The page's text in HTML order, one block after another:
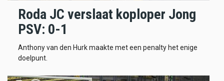
Roda JC verslaat koploper Jong
PSV: 0-1
Anthony van den Hurk maakte met een penalty het enige
doelpunt.